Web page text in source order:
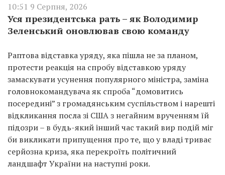
10:51 9 Серпня, 2026
Уся президентська рать – як Володимир
Зеленський оновлював свою команду
Раптова відставка уряду, яка пішла не за планом,
протести реакція на спробу відставкою уряду
замаскувати усунення популярного міністра, заміна
головнокомандувача як спроба “домовитись
посередині” з громадянським суспільством і нарешті
відкликання посла зі США з негайним врученням їй
підозри – в будь-який інший час такий вир подій міг
би викликати припущення про те, що у владі триває
серйозна криза, яка перекроїть політичний
ландшафт України на наступні роки.